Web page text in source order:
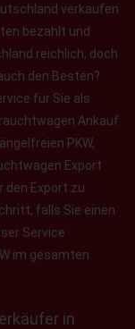
verkaufen
bezahlt und
reichlich, doch
den Besten?
für Sie als
Ankauf
PKW,
Export
den Export zu
falls Sie einen
Service
im gesamten
in